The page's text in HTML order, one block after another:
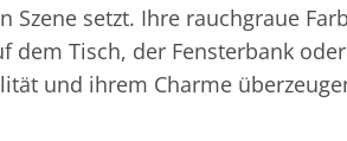
setzt. Ihre rauchgraue
Tisch, der Fensterbank
und ihrem Charme